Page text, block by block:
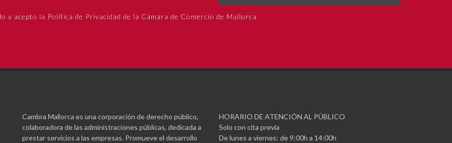
y acepto la Política de Privacidad de la Cámara de Comercio de Mallorca
Cambra Mallorca es una corporación de derecho público,
colaboradora de las administraciones públicas, dedicada a
prestar servicios a las empresas. Promueve el desarrollo
HORARIO DE ATENCIÓN AL PÚBLICO
Solo con cita previa
De lunes a viernes: de 9:00h a 14:00h